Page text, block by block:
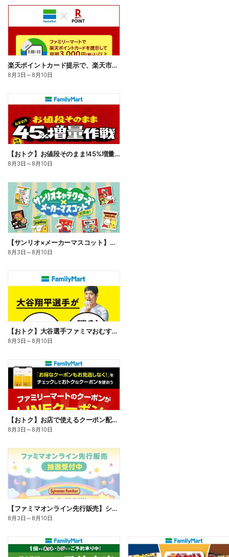
楽天ポイントカード提示で、楽天市場でのお買い物がおトクに!
8月3日 ～8月10日
【おトク】お値段そのまま!45%増量作戦!
8月3日 ～8月10日
【サンリオ×メーカーマスコット】オリジナルグッズ貰える!
8月3日 ～8月10日
【おトク】大谷選手ファミマおむすび割
8月3日 ～8月10日
【おトク】お店で使えるクーポン配信中
8月3日 ～8月10日
【ファミマオンライン先行販売】シルバニアファミリー
8月3日 ～8月10日